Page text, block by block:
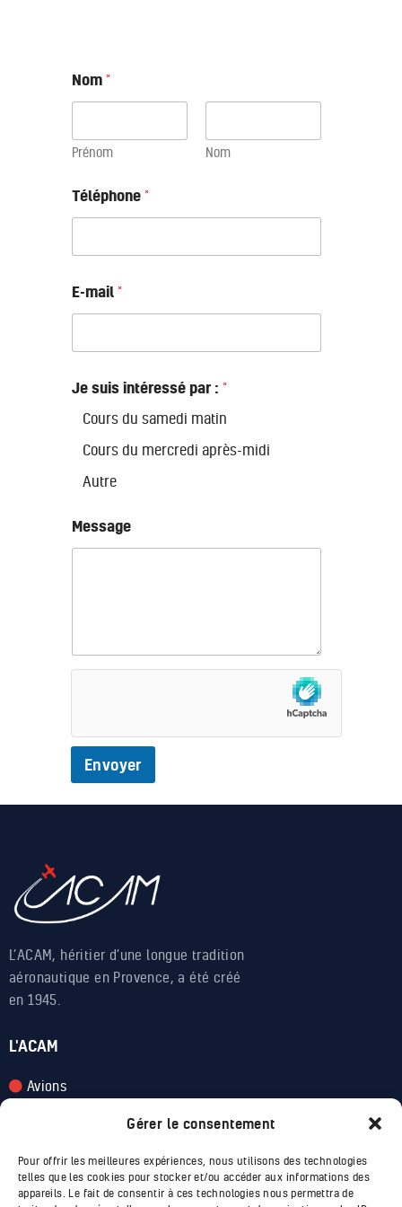
Gérer le consentement
Pour offrir les meilleures expériences, nous utilisons des technologies
telles que les cookies pour stocker et/ou accéder aux informations des
appareils. Le fait de consentir à ces technologies nous permettra de
Nom*
Prénom Nom
Téléphone*
E-mail*
Je suis intéressé par : *
Cours du samedi matin
Cours du mercredi après-midi
Autre
a
r
h
o
-
m
i
l
Message
Envoyer
L’ACAM, héritier d’une longue tradition
aéronautique en Provence, a été créé
en 1945.
L'ACAM
Avions